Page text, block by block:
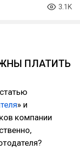
3.1K
ПЛАТИТЬ
» и
компании